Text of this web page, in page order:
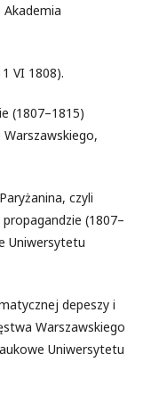
Akademia
VI 1808).
(1807–1815)
czyli
(1807–
Uniwersytetu
depeszy i
Warszawskiego
Uniwersytetu